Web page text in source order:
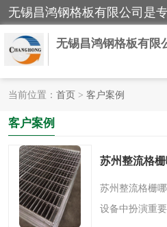
无锡昌鸿钢格板有限
当前位置： 首页 > 客户案例
客户案例
苏州整流格
苏州整流格栅
设备中扮演重
镀锌钢格板
踏步板
栏杆
齿形钢格板